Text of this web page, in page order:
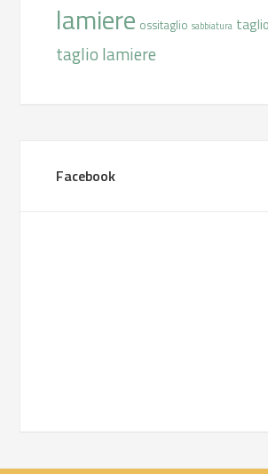
lamiere ossitaglio sabbiatura
taglio lamiere
Facebook